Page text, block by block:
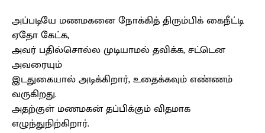
அப்படியே மணமகனை நோக்கித் திரும்பிக் கைநீட்டி
ஏதோ கேட்க,
அவர் பதில்சொல்ல முடியாமல் தவிக்க, சட்டென
அவரையும்
இடதுகையால் அடிக்கிறார், உதைக்கவும் எண்ணம்
வருகிறது.
அதற்குள் மணமகன் தப்பிக்கும் விதமாக
எழுந்துநிற்கிறார்.